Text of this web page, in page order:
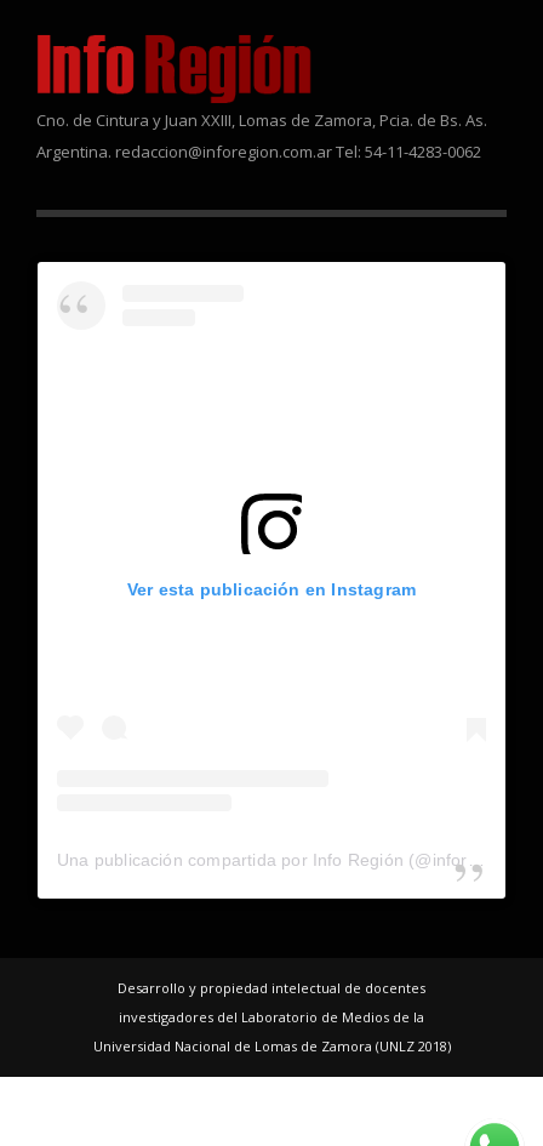
Cno. de Cintura y Juan XXIII, Lomas de Zamora, Pcia. de Bs. As.
Argentina. redaccion@inforegion.com.ar Tel: 54-11-4283-0062
Ver esta publicación en Instagram
Desarrollo y propiedad intelectual de docentes
investigadores del Laboratorio de Medios de la
Universidad Nacional de Lomas de Zamora (UNLZ 2018)